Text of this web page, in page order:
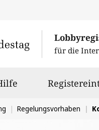
für die
Regelungsvorhaben